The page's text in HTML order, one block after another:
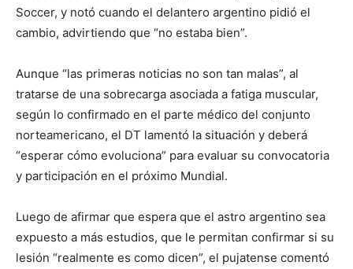
Soccer, y notó cuando el delantero argentino pidió el
cambio, advirtiendo que “no estaba bien”.
Aunque “las primeras noticias no son tan malas”, al
tratarse de una sobrecarga asociada a fatiga muscular,
según lo confirmado en el parte médico del conjunto
norteamericano, el DT lamentó la situación y deberá
“esperar cómo evoluciona” para evaluar su convocatoria
y participación en el próximo Mundial.
Luego de afirmar que espera que el astro argentino sea
expuesto a más estudios, que le permitan confirmar si su
lesión “realmente es como dicen”, el pujatense comentó